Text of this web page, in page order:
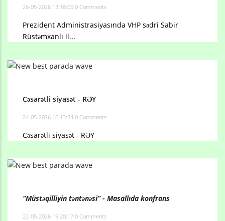
26-05-2026 13:18:05 0 Comments
Prezident Administrasiyasında VHP sədri Sabir
Rüstəmxanlı il...
Cəsarətli siyasət - RƏY
24-05-2026 16:13:34 0 Comments
Cəsarətli siyasət - RƏY
“Müstəqilliyin təntənəsi” - Masallıda konfrans
22-05-2026 19:20:17 0 Comments